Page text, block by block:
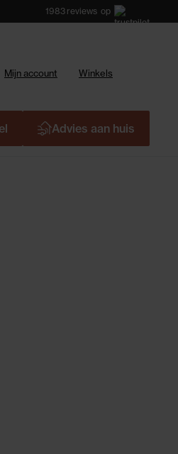
1983 reviews op
Mijn account Winkels
Advies aan huis